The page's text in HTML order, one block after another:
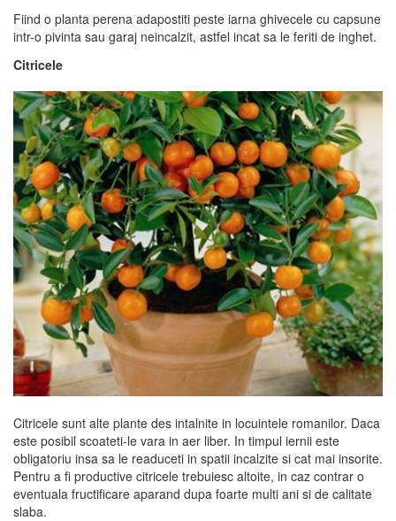
Fiind o planta perena adapostiti peste iarna ghivecele cu capsune
intr-o pivinta sau garaj neincalzit, astfel incat sa le feriti de inghet.
Citricele
Citricele sunt alte plante des intalnite in locuintele romanilor. Daca
este posibil scoateti-le vara in aer liber. In timpul iernii este
obligatoriu insa sa le readuceti in spatii incalzite si cat mai insorite.
Pentru a fi productive citricele trebuiesc altoite, in caz contrar o
eventuala fructificare aparand dupa foarte multi ani si de calitate
slaba.